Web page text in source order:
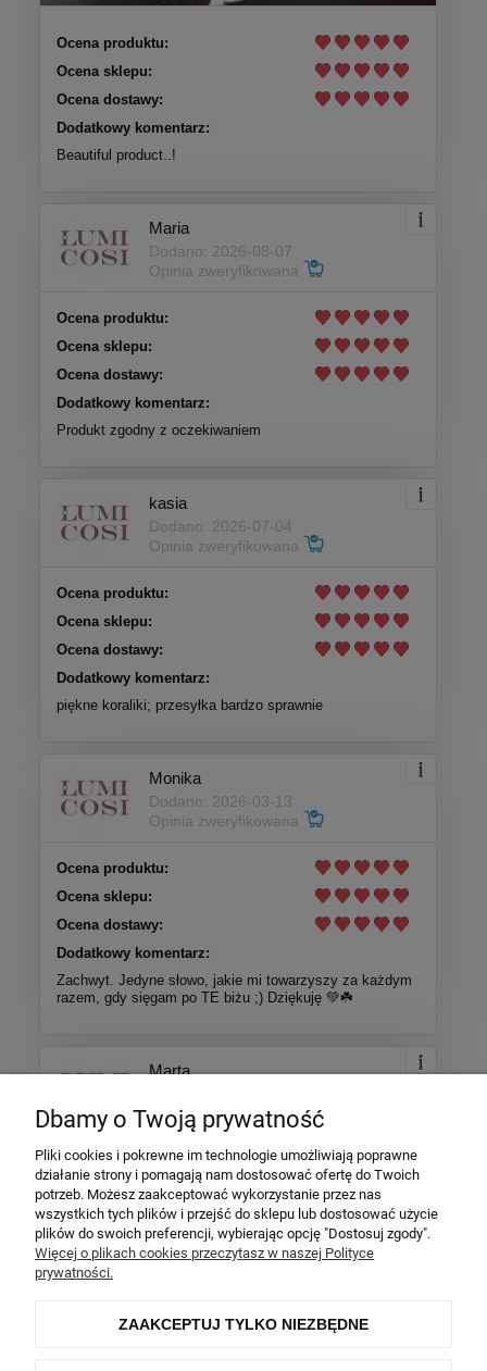
Ocena produktu:
Ocena sklepu:
Ocena dostawy:
Dodatkowy komentarz:
Beautiful product..!
Maria
Dodano: 2026-08-07
Opinia zweryfikowana
Ocena produktu:
Ocena sklepu:
Ocena dostawy:
Dodatkowy komentarz:
Produkt zgodny z oczekiwaniem
kasia
Dodano: 2026-07-04
Opinia zweryfikowana
Ocena produktu:
Ocena sklepu:
Ocena dostawy:
Dodatkowy komentarz:
piękne koraliki; przesyłka bardzo sprawnie
Monika
Dodano: 2026-03-13
Opinia zweryfikowana
Ocena produktu:
Ocena sklepu:
Ocena dostawy:
Dodatkowy komentarz:
Zachwyt. Jedyne słowo, jakie mi towarzyszy za każdym
razem, gdy sięgam po TE biżu ;) Dziękuję 💚☘️
Marta
Opinia zweryfikowana
Ocena produktu:
Ocena sklepu:
Ocena dostawy:
Dodatkowy komentarz:
Bransoletka dokładnie taka jak miała być. Wysyłka
Dbamy o Twoją prywatność
Pliki cookies i pokrewne im technologie umożliwiają poprawne
działanie strony i pomagają nam dostosować ofertę do Twoich
potrzeb. Możesz zaakceptować wykorzystanie przez nas
wszystkich tych plików i przejść do sklepu lub dostosować użycie
plików do swoich preferencji, wybierając opcję "Dostosuj zgody".
Więcej o plikach cookies przeczytasz w naszej Polityce
prywatności.
ZAAKCEPTUJ TYLKO NIEZBĘDNE